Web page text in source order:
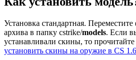
Установка стандартная.
архива в папку cstrike/models. Если
устанавливали скины, то
установить скины на оружие в CS 1.6